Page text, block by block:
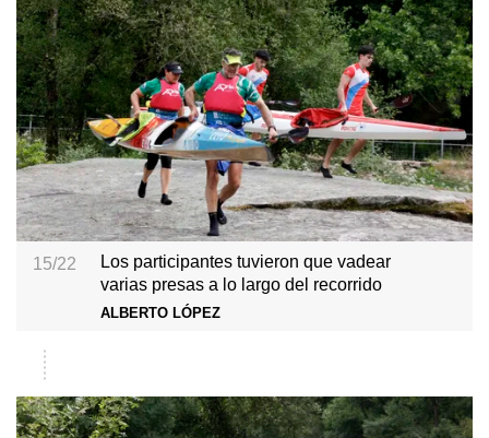
15/22
Los participantes tuvieron que vadear
varias presas a lo largo del recorrido
ALBERTO LÓPEZ